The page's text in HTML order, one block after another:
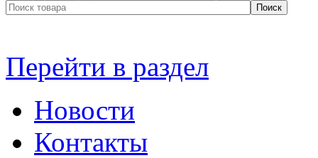
Перейти в раздел
Новости
Контакты